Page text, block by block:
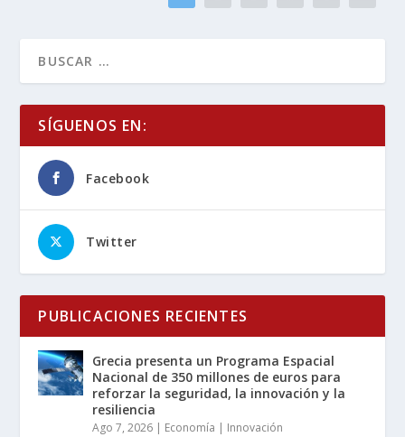
SÍGUENOS EN:
Facebook
Twitter
PUBLICACIONES RECIENTES
Grecia presenta un Programa Espacial
Nacional de 350 millones de euros para
reforzar la seguridad, la innovación y la
resiliencia
Ago 7, 2026 | Economía | Innovación